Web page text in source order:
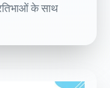
के साथ